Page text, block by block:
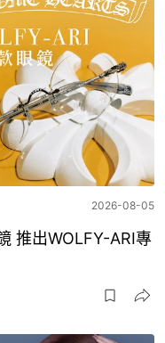
2026-08-05
推出WOLFY-ARI專